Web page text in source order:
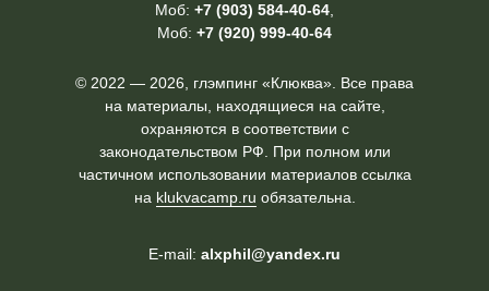
© 2022 — 2026, глэмпинг «Клюква». Все права
на материалы, находящиеся на сайте,
охраняются в соответствии с
законодательством РФ. При полном или
частичном использовании материалов ссылка
на klukvacamp.ru обязательна.
Моб: +7 (903) 584-40-64,
Моб: +7 (920) 999-40-64
E-mail: alxphil@yandex.ru